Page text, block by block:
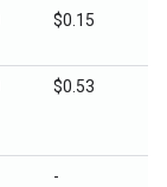
$0.15
$0.53
-